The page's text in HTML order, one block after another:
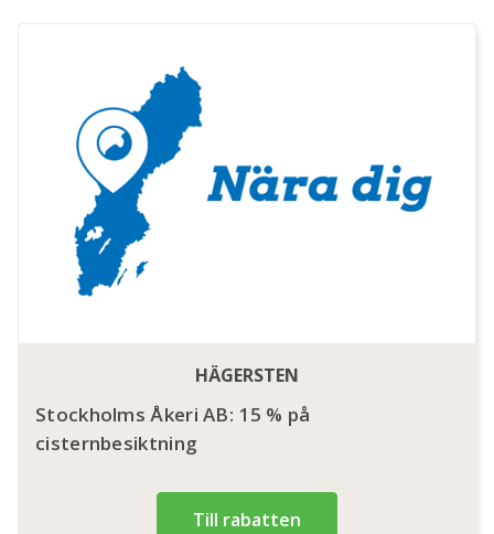
HÄGERSTEN
Stockholms Åkeri AB: 15 % på
cisternbesiktning
Till rabatten